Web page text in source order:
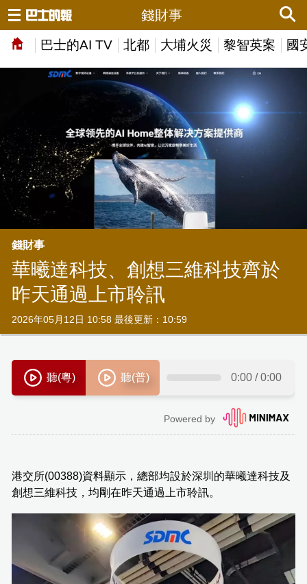
巴士的AI TV 北都 大埔火災 黎智英案 國
錢財事
錢財事
華曦達科技、創想三維科技齊於
昨天通過上市聆訊
2026年05月12日 10:58 最後更新：10:59
港交所(00388)資料顯示，總部均設於深圳的華曦達科技及
創想三維科技，均剛在昨天通過上市聆訊。